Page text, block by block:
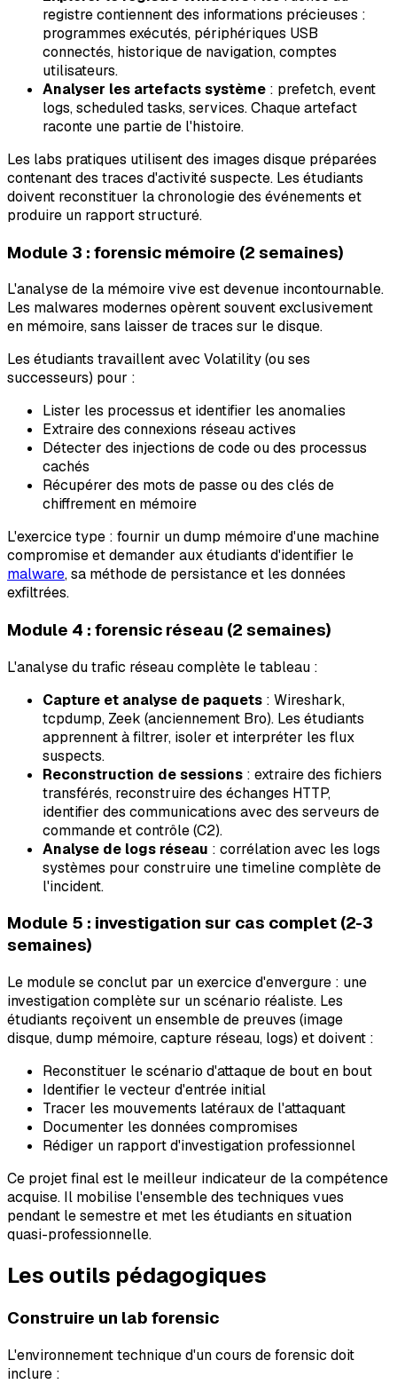
registre contiennent des informations précieuses :
programmes exécutés, périphériques USB
connectés, historique de navigation, comptes
utilisateurs.
Analyser les artefacts système : prefetch, event
logs, scheduled tasks, services. Chaque artefact
raconte une partie de l'histoire.
Les labs pratiques utilisent des images disque préparées
contenant des traces d'activité suspecte. Les étudiants
doivent reconstituer la chronologie des événements et
produire un rapport structuré.
Module 3 : forensic mémoire (2 semaines)
L'analyse de la mémoire vive est devenue incontournable.
Les malwares modernes opèrent souvent exclusivement
en mémoire, sans laisser de traces sur le disque.
Les étudiants travaillent avec Volatility (ou ses
successeurs) pour :
Lister les processus et identifier les anomalies
Extraire des connexions réseau actives
Détecter des injections de code ou des processus
cachés
Récupérer des mots de passe ou des clés de
chiffrement en mémoire
L'exercice type : fournir un dump mémoire d'une machine
compromise et demander aux étudiants d'identifier le
malware, sa méthode de persistance et les données
exfiltrées.
Module 4 : forensic réseau (2 semaines)
L'analyse du trafic réseau complète le tableau :
Capture et analyse de paquets : Wireshark,
tcpdump, Zeek (anciennement Bro). Les étudiants
apprennent à filtrer, isoler et interpréter les flux
suspects.
Reconstruction de sessions : extraire des fichiers
transférés, reconstruire des échanges HTTP,
identifier des communications avec des serveurs de
commande et contrôle (C2).
Analyse de logs réseau : corrélation avec les logs
systèmes pour construire une timeline complète de
l'incident.
Module 5 : investigation sur cas complet (2-3
semaines)
Le module se conclut par un exercice d'envergure : une
investigation complète sur un scénario réaliste. Les
étudiants reçoivent un ensemble de preuves (image
disque, dump mémoire, capture réseau, logs) et doivent :
Reconstituer le scénario d'attaque de bout en bout
Identifier le vecteur d'entrée initial
Tracer les mouvements latéraux de l'attaquant
Documenter les données compromises
Rédiger un rapport d'investigation professionnel
Ce projet final est le meilleur indicateur de la compétence
acquise. Il mobilise l'ensemble des techniques vues
pendant le semestre et met les étudiants en situation
quasi-professionnelle.
Les outils pédagogiques
Construire un lab forensic
L'environnement technique d'un cours de forensic doit
inclure :